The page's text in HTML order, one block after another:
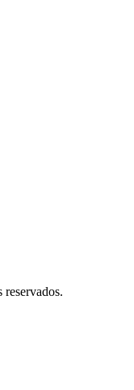
reservados.